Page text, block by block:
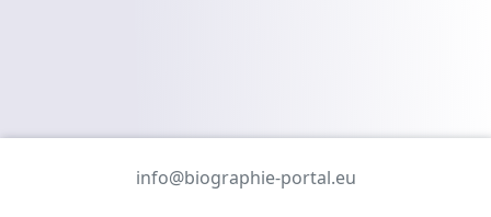
info@biographie-portal.eu